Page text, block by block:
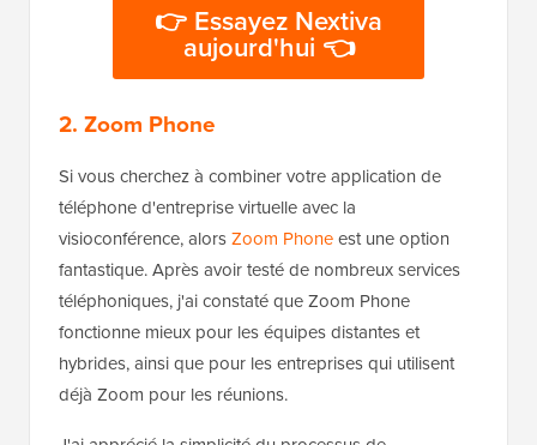
👉 Essayez Nextiva
aujourd'hui 👈
2. Zoom Phone
Si vous cherchez à combiner votre application de
téléphone d'entreprise virtuelle avec la
visioconférence, alorsZoom Phoneest une option
fantastique. Après avoir testé de nombreux services
téléphoniques, j'ai constaté que Zoom Phone
fonctionne mieux pour les équipes distantes et
hybrides, ainsi que pour les entreprises qui utilisent
déjà Zoom pour les réunions.